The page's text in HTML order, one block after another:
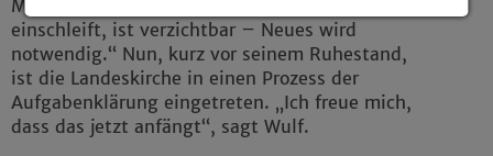
Maßnahmen. Vieles, was sich im Lauf der Zeit
einschleift, ist verzichtbar – Neues wird
notwendig.“ Nun, kurz vor seinem Ruhestand,
ist die Landeskirche in einen Prozess der
Aufgabenklärung eingetreten. „Ich freue mich,
dass das jetzt anfängt“, sagt Wulf.
Details anzeigen
Impressum|Datenschutz